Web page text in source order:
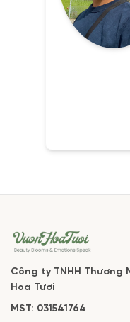
Công ty TNHH Thương
Hoa Tươi
MST: 031541764